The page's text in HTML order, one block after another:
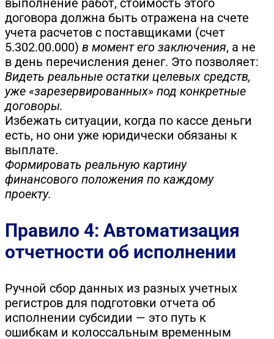
выполнение работ, стоимость этого
договора должна быть отражена на счете
учета расчетов с поставщиками (счет
5.302.00.000) в момент его заключения, а не
в день перечисления денег. Это позволяет:
Видеть реальные остатки целевых средств,
уже «зарезервированных» под конкретные
договоры.
Избежать ситуации, когда по кассе деньги
есть, но они уже юридически обязаны к
выплате.
Формировать реальную картину
финансового положения по каждому
проекту.
Правило 4: Автоматизация
отчетности об исполнении
Ручной сбор данных из разных учетных
регистров для подготовки отчета об
исполнении субсидии — это путь к
ошибкам и колоссальным временным